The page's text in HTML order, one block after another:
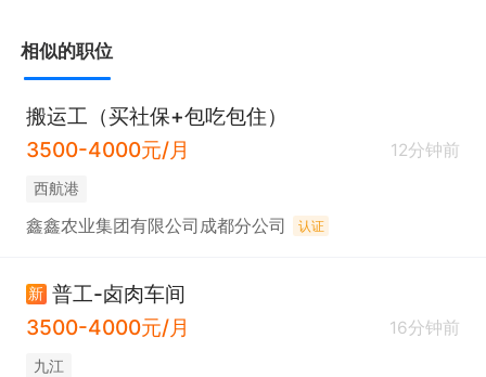
相似的职位
搬运工（买社保+包吃包住）
3500-4000元/月
12分钟前
西航港
鑫鑫农业集团有限公司成都分公司 认证
新 普工-卤肉车间
3500-4000元/月
16分钟前
九江